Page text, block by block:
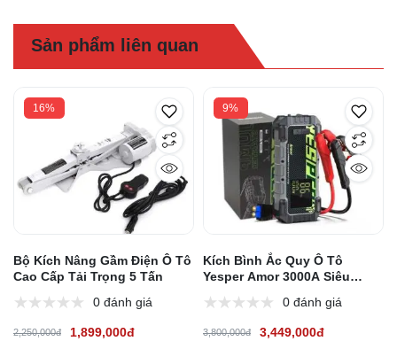
Sản phẩm liên quan
16%
Bộ Kích Nâng Gầm Điện Ô Tô
Cao Cấp Tải Trọng 5 Tấn
0 đánh giá
2,250,000đ 1,899,000đ
9%
Kích Bình Ắc Quy Ô Tô
Yesper Amor 3000A Siêu
0 đánh giá
3,800,000đ 3,449,000đ